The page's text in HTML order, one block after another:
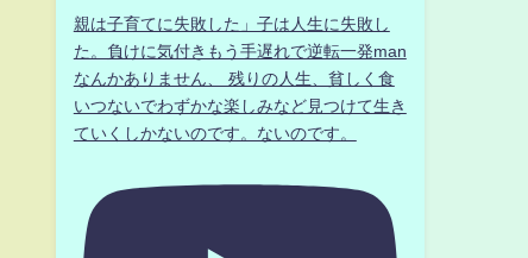
親は子育てに失敗した」子は人生に失敗し
た。負けに気付きもう手遅れで逆転一発man
なんかありません、 残りの人生、貧しく食
いつないでわずかな楽しみなど見つけて生き
ていくしかないのです。ないのです。